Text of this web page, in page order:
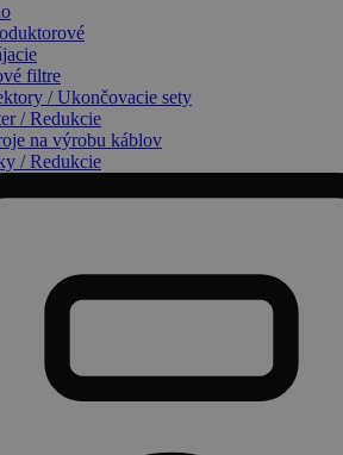
filtre
/ Ukončovacie sety
/ Redukcie
na výrobu káblov
/ Redukcie